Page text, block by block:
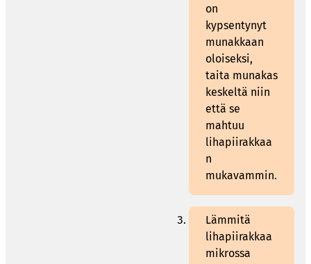
on
kypsentynyt
munakkaan
oloiseksi,
taita munakas
keskeltä niin
että se
mahtuu
lihapiirakkaa
n
mukavammin.
Lämmitä
lihapiirakkaa
mikrossa